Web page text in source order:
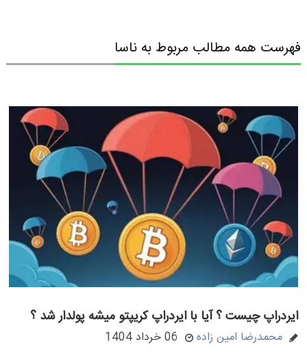
فهرست همه مطالب مربوط به ناسا
ایردراپ چیست ؟ آیا با ایردراپ کریپتو میشه پولدار شد ؟
محمدرضا امین زاده 06 خرداد 1404